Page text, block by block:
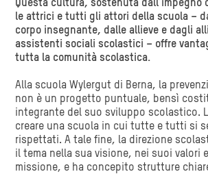
Questa cultura, sostenuta
le attrici e tutti gli attori della scuola –
corpo insegnante, dalle allieve e dagli
assistenti sociali scolastici – offre
tutta la comunità scolastica.
Alla scuola Wylergut di Berna, la
non è un progetto puntuale, bensì
integrante del suo sviluppo scolastico.
creare una scuola in cui tutte e tutti si
rispettati. A tale fine, la direzione
il tema nella sua visione, nei suoi valori
missione, e ha concepito strutture